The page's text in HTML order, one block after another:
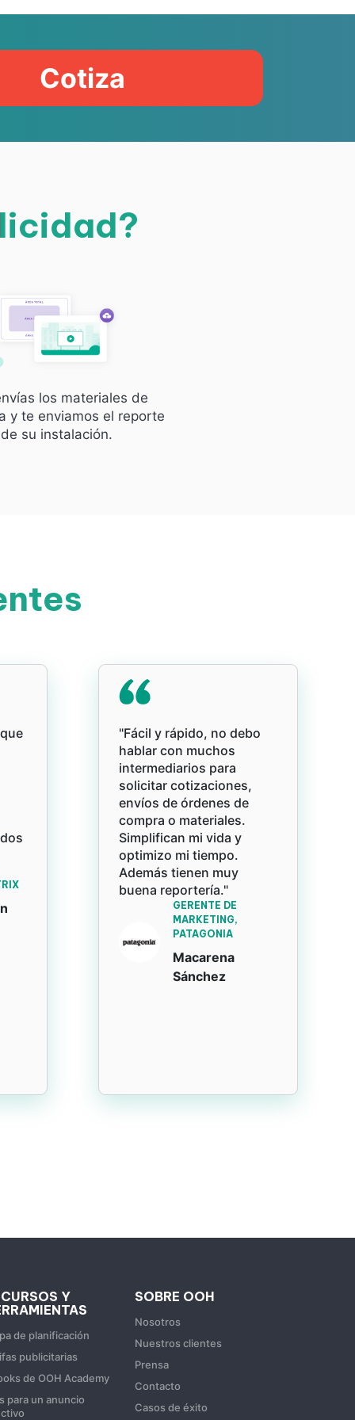
Cotiza
los materiales de
y te enviamos el reporte
de su instalación.
"Fácil y rápido, no debo
hablar con muchos
intermediarios para
solicitar cotizaciones,
envíos de órdenes de
compra o materiales.
Simplifican mi vida y
optimizo mi tiempo.
Además tienen muy
buena reportería."
GERENTE DE
MARKETING,
PATAGONIA
Macarena
Sánchez
Y
de planificación
publicitarias
de OOH Academy
para un anuncio
SOBRE OOH
Nosotros
Nuestros clientes
Prensa
Contacto
Casos de éxito